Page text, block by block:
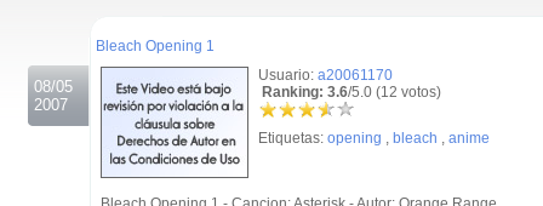
08/05
2007
Bleach Opening 1
Usuario: a20061170
Ranking: 3.6/5.0 (12 votos)
Etiquetas: opening , bleach , anime